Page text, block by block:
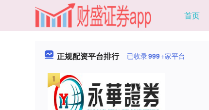
首页
正规配资平台排行 已收录999+家平台